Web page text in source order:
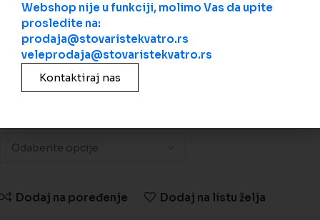
📊 Utrošak:cca 13,6 kom /m2
Preporučeni razmak letvi:330-350 mm
Porez je uključen u cenu. Cena je po kom
Dodaj na poređenje Dodaj na listu želja
Webshop nije u funkciji, molimo Vas da upite
prosledite na:
prodaja@stovaristekvatro.rs
veleprodaja@stovaristekvatro.rs
Kontaktiraj nas